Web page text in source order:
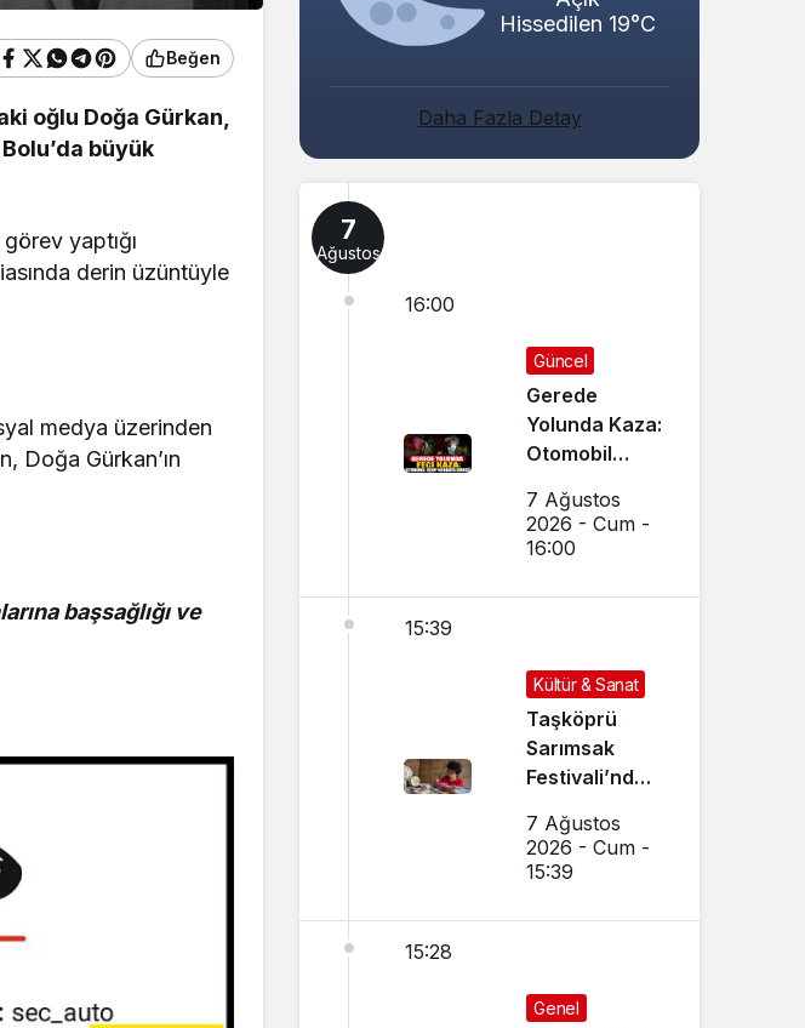
Beğen
oğlu Doğa Gürkan,
büyük
yaptığı
derin üzüntüyle
medya üzerinden
Doğa Gürkan’ın
başsağlığı ve
Hissedilen 19°C
Daha Fazla Detay
7
Ağustos
16:00
Güncel
Gerede
Yolunda Kaza:
Otomobil
Hurdaya
Döndü
7 Ağustos
2026 - Cum -
16:00
15:39
Kültür & Sanat
Taşköprü
Sarımsak
Festivali’nde
Yöresel
Lezzetler
7 Ağustos
2026 - Cum -
15:39
15:28
Genel